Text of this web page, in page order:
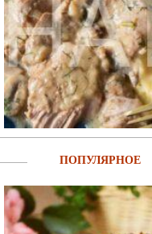
ПОПУЛЯРНОЕ